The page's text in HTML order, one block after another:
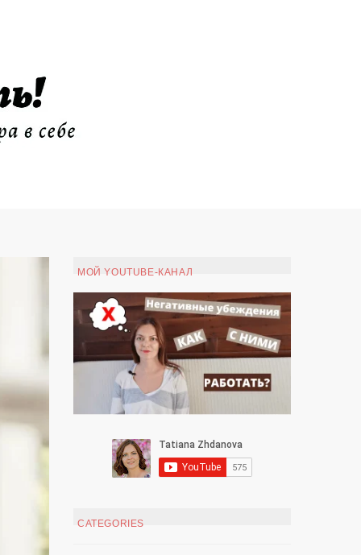
МОЙ YOUTUBE-КАНАЛ
CATEGORIES